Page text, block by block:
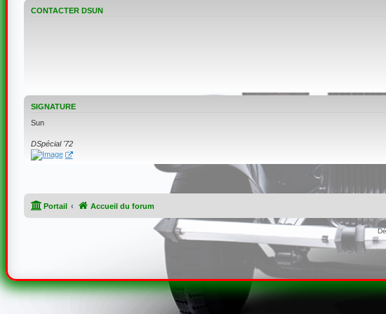
CONTACTER DSUN
SIGNATURE
Sun
DSpécial '72
Portail Accueil du forum